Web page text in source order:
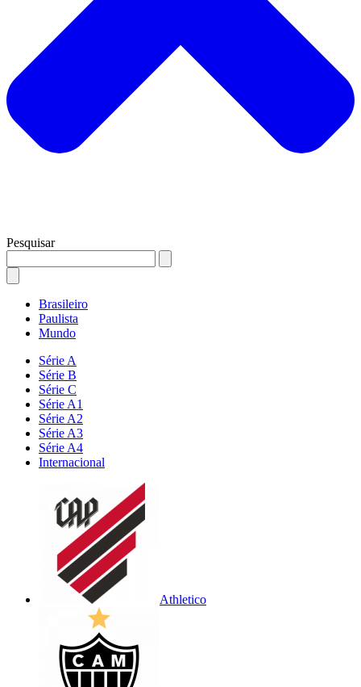
Pesquisar
Brasileiro
Paulista
Mundo
Série A
Série B
Série C
Série A1
Série A2
Série A3
Série A4
Internacional
Athletico